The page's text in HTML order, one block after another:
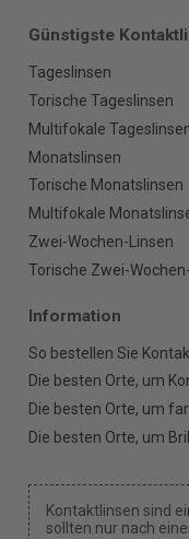
Günstigste
Tageslinsen
Torische Tageslinsen
Multifokale
Monatslinsen
Torische Monatslinsen
Multifokale
Zwei-Wochen-Linsen
Torische Zwei-
Information
So bestellen Sie
Die besten Orte, um
Die besten Orte, um
Die besten Orte, um
Kontaktlinsen sind
sollten nur nach